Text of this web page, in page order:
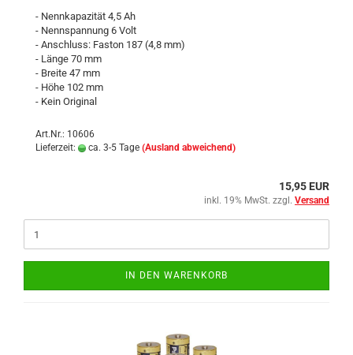
- Nennkapazität 4,5 Ah
- Nennspannung 6 Volt
- Anschluss: Faston 187 (4,8 mm)
- Länge 70 mm
- Breite 47 mm
- Höhe 102 mm
- Kein Original
Art.Nr.: 10606
Lieferzeit:
ca. 3-5 Tage (Ausland abweichend)
15,95 EUR
inkl. 19% MwSt. zzgl. Versand
IN DEN WARENKORB